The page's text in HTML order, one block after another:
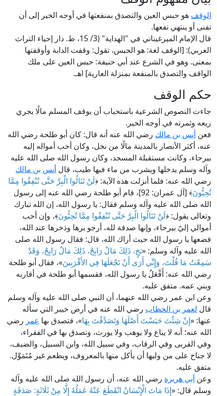
الوقف هو حبس العين والتصدق بمنفعتها في أوجه الخير إلى أن
تفنى أو ينتهي نفعها.
قال الإمام الميرغيناني في "الهداية" (3/ 15، ط. دار إحياء التراث
العربي): [الوقف لغة: هو الحبس، تقول: وقفت الدابة وأوقفتها
بمعنى. وهو في الشرع عند أبي حنيفة: حبس العين على ملك
الواقف والتصدق بالمنفعة بمنزلة العارية] اهـ.
حكم الوقف
جاءت النصوص الشرعية باستحباب أن يوقف المسلم مالًا يجري
ريعه وثمرته في أوجه الخير.
فعن أنس بن مالك رضي الله عنه أنه قال: كان أبو طلحة رضي الله
عنه، أكثر الأنصار بالمدينة مالًا من نخل، وكان أحب أمواله إليه
بيرحاء، وكانت مستقبلة المسجد، وكان رسول الله صلى الله عليه
وآله وسلم يدخلها ويشرب من ماء فيها طيب، قال أنس بن مالك
رضي الله عنه: فلما أنزلت هذه الآية: ﴿لَنْ تَنَالُوا الْبِرَّ حَتَّى تُنْفِقُوا مِمَّا
تُحِبُّونَ
﴾ [آل عمران: 92]، قام أبو طلحة رضي الله عنه إلى رسول
الله صلى الله عليه وآله وسلم فقال: يا رسول الله، إن الله تبارك
وتعالى يقول: ﴿لَنْ تَنَالُوا الْبِرَّ حَتَّى تُنْفِقُوا مِمَّا تُحِبُّونَ﴾، وإن أحب
أموالي إليّ بيرحاء، وإنها صدقة لله، أرجو برها وذخرها عند الله،
فضعها يا رسول الله حيث أراك الله، قال: فقال رسول الله صلى
الله عليه وآله وسلم: «بَخٍ، ذَلِكَ مَالٌ رَابِحٌ، ذَلِكَ مَالٌ رَابِحٌ، وَقَدْ
سَمِعْتُ مَا قُلْتَ، وَإِنِّي أَرَى أَنْ تَجْعَلَهَا فِي الأَقْرَبِينَ»، فقال أبو طلحة
رضي الله عنه: أَفْعَلُ يا رسول الله، فقسمها أبو طلحة في أقاربه
وبني عمه. متفق عليه.
وعن ابن عمر رضي الله عنهما، أن النبي صلى الله عليه وآله وسلم
قال لعمر بن الخطاب رضي الله عنه في أرض خيبر التي سأله
عنها: «إِنْ شِئْتَ حَبَسْتَ أَصْلَهَا وَتَصَدَّقْتَ بِهَا»، فتصدق بها عمر رضي
الله عنه؛ أنه لا يباع ولا يوهب ولا يورث، وتصدق بها في الفقراء،
وفي القربى وفي الرقاب، وفي سبيل الله، وابن السبيل، والضيف،
لا جناح على من وليها أن يأكل منها بالمعروف، ويطعم غير مُتَمَوِّل.
متفق عليه.
وعن أبي هريرة رضي الله عنه، أن رسول الله صلى الله عليه وآله
وسلم قال: «إِذَا مَاتَ الْإِنْسَانُ انْقَطَعَ عَنْهُ عَمَلُهُ إِلَّا مِنْ ثَلَاثَةٍ: صَدَقَةٍ